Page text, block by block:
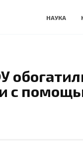
НАУКА
с